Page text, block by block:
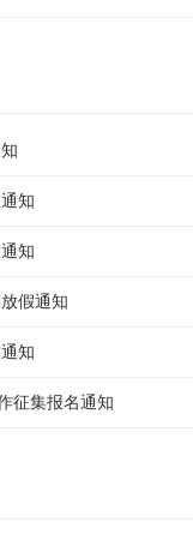
知
知
假通知
知
征集报名通知